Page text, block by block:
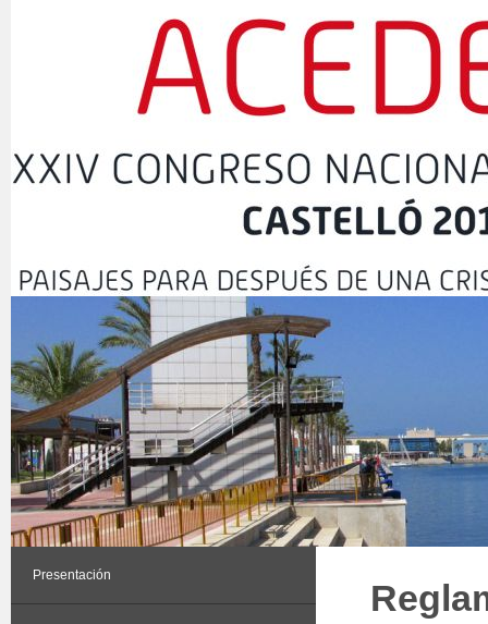
Presentación